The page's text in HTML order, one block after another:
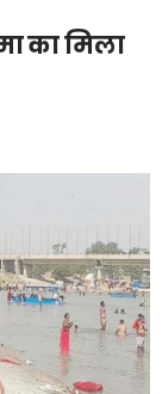
का मिला